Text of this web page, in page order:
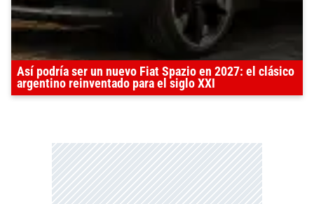
Así podría ser un nuevo Fiat Spazio en 2027: el clásico
argentino reinventado para el siglo XXI